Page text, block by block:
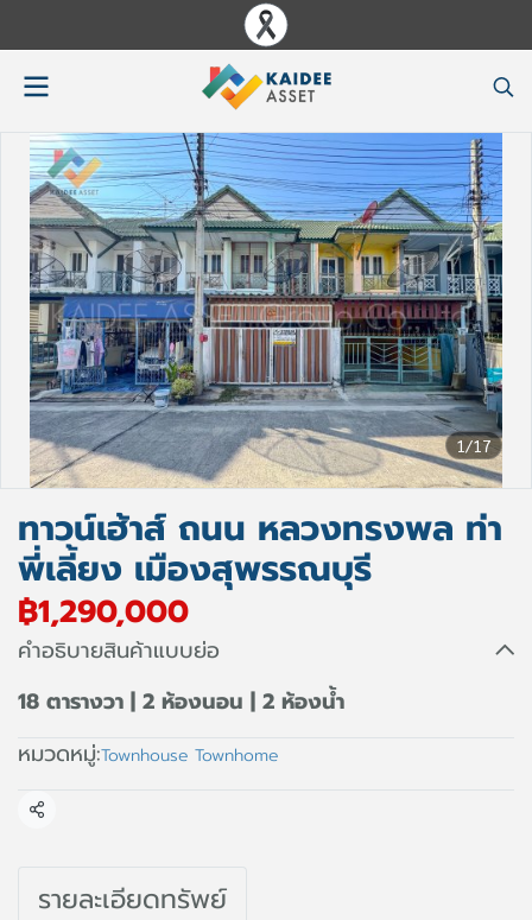
1/17
ทาวน์เฮ้าส์ ถนน หลวงทรงพล ท่า
พี่เลี้ยง เมืองสุพรรณบุรี
฿1,290,000
คำอธิบายสินค้าแบบย่อ
18 ตารางวา | 2 ห้องนอน | 2 ห้องน้ำ
หมวดหมู่:Townhouse Townhome
แชร์
รายละเอียดทรัพย์